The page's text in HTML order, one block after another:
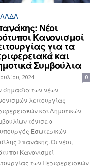
Νέοι
Κανονισμοί
για τα
και
Συμβούλια
2024 0
σημασία των νέων
λειτουργίας
και Δημοτικών
τόνισε ο
Εσωτερικών
Σπανάκης. Οι νέοι,
Κανονισμοί
των Περιφερειακών